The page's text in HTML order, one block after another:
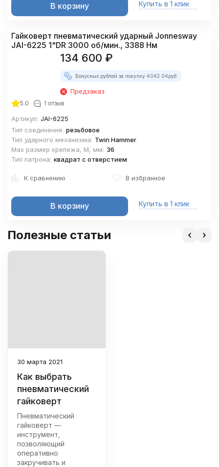
В корзину Купить в 1 клик
Гайковерт пневматический ударный Jonnesway
JAI-6225 1"DR 3000 об/мин., 3388 Нм
134 600 ₽
Бонусных рублей за покупку:4042.04руб.
Предзаказ
5.0 1 отзыв
Артикул: JAI-6225
Тип соединения: резьбовое
Тип ударного механизма: Twin Hammer
Max размер крепежа, М, мм: 36
Тип патрона: квадрат с отверстием
К сравнению В избранное
В корзину Купить в 1 клик
Полезные статьи
30 марта 2021
Как выбрать
пневматический
гайковерт
Пневматический
гайковерт —
инструмент,
позволяющий
оперативно
закручивать и